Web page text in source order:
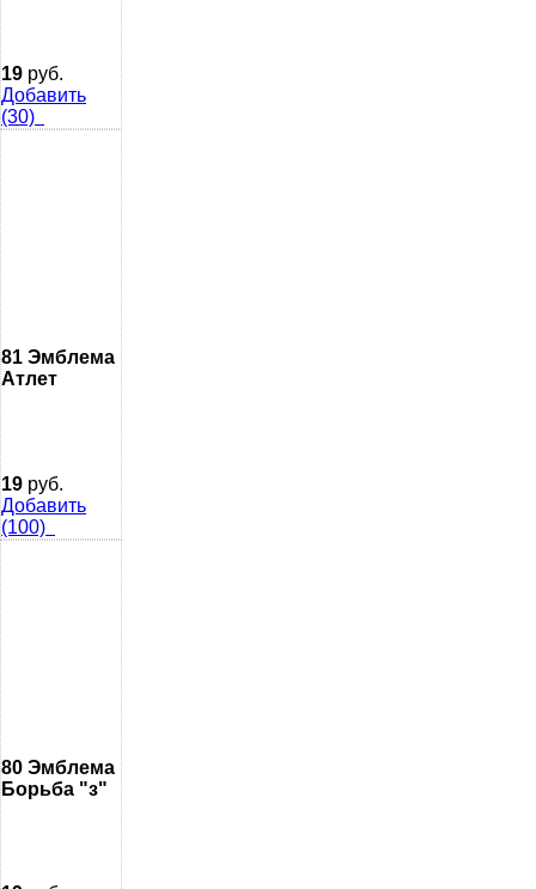
19 руб.
Добавить
(30)
81 Эмблема
Атлет
19 руб.
Добавить
(100)
80 Эмблема
Борьба "з"